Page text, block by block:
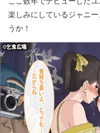
楽しみにしているジャニ
うか！